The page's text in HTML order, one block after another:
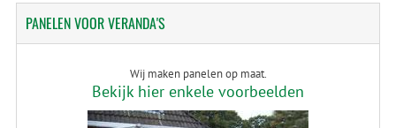
PANELENVOOR VERANDA'S
Wij maken panelen op maat.
Bekijk hier enkele voorbeelden